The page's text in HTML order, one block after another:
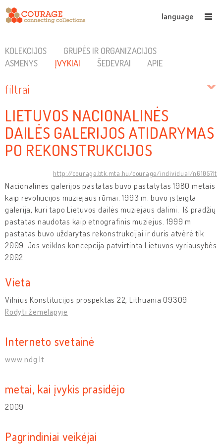
language
KOLEKCIJOS
GRUPĖS IR ORGANIZACIJOS
ASMENYS
ĮVYKIAI ŠEDEVRAI APIE
filtrai
LIETUVOS NACIONALINĖS
DAILĖS GALERIJOS ATIDARYMAS
PO REKONSTRUKCIJOS
http://courage.btk.mta.hu/courage/individual/n6105?lt
Nacionalinės galerijos pastatas buvo pastatytas 1980 metais
kaip revoliucijos muziejaus rūmai. 1993 m. buvo įsteigta
galerija, kuri tapo Lietuvos dailės muziejaus dalimi. Iš pradžių
pastatas naudotas kaip etnografinis muziejus. 1999 m
pastatas buvo uždarytas rekonstrukcijai ir duris atvėrė tik
2009. Jos veiklos koncepcija patvirtinta Lietuvos vyriausybės
2002.
Vieta
Vilnius Konstitucijos prospektas 22, Lithuania 09309
Rodyti žemėlapyje
Interneto svetainė
www.ndg.lt
metai, kai įvykis prasidėjo
2009
Pagrindiniai veikėjai